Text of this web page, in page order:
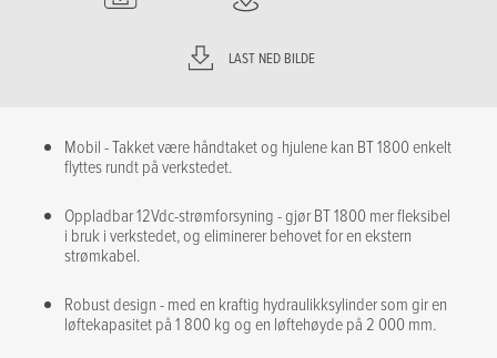
LAST NED BILDE
Mobil - Takket være håndtaket og hjulene kan BT 1800 enkelt
flyttes rundt på verkstedet.
Oppladbar 12Vdc-strømforsyning - gjør BT 1800 mer fleksibel
i bruk i verkstedet, og eliminerer behovet for en ekstern
strømkabel.
Robust design - med en kraftig hydraulikksylinder som gir en
løftekapasitet på 1 800 kg og en løftehøyde på 2 000 mm.